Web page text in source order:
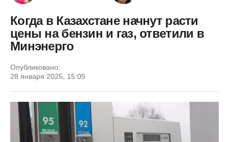
Когда в Казахстане начнут расти
цены на бензин и газ, ответили в
Минэнерго
Опубликовано:
28 января 2025, 15:05